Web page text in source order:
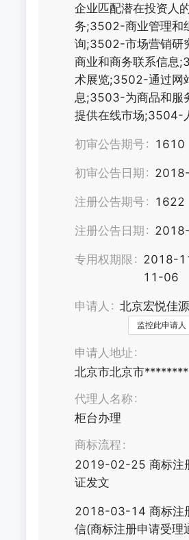
企业匹配潜在投资人
务;3502-商业管理和
询;3502-市场营销研
商业和商务联系信息
术展览;3502-通过网
息;3503-为商品和服
提供在线市场;3504-
初审公告期号 1610
初审公告日期
注册公告期号 1622
注册公告日期
专用权期限
2018-
11-06
申请人 北京宏悦佳
监控此申请人
申请人地址
北京市北京市
代理人名称
柜台办理
商标流程
2019-02-25 商标注
证发文
2018-03-14 商标注
信(商标注册申请受理